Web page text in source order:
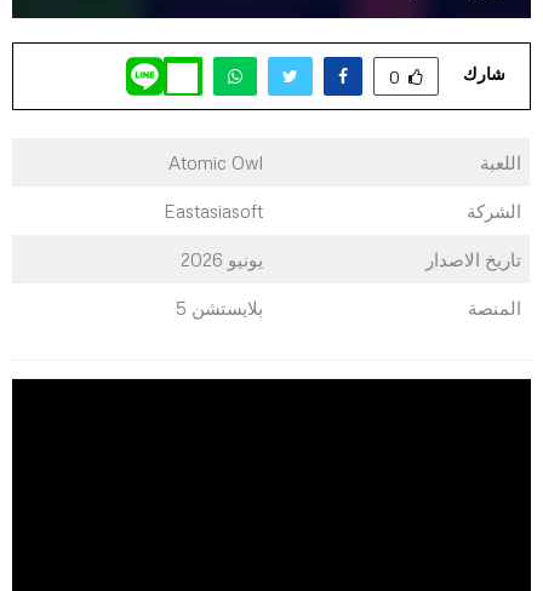
شارك 0
اللعبة Atomic Owl
الشركة Eastasiasoft
تاريخ الاصدار يونيو 2026
المنصة بلايستشن 5